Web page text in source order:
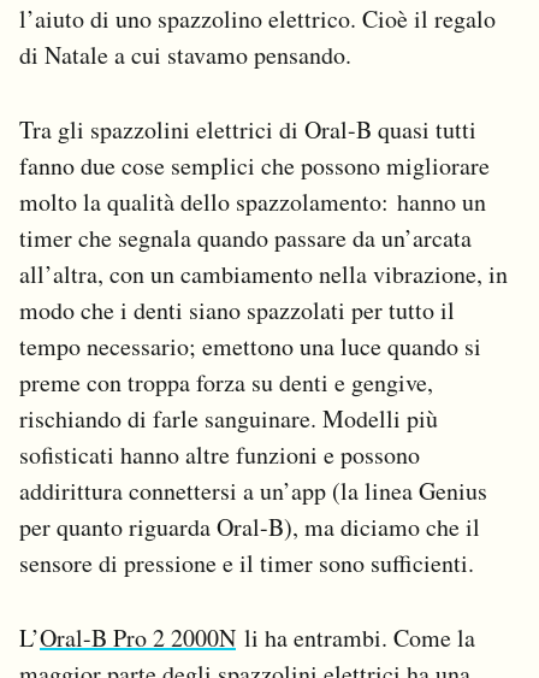
l’aiuto di uno spazzolino elettrico. Cioè il regalo
di Natale a cui stavamo pensando.
Tra gli spazzolini elettrici di Oral-B quasi tutti
fanno due cose semplici che possono migliorare
molto la qualità dello spazzolamento: hanno un
timer che segnala quando passare da un’arcata
all’altra, con un cambiamento nella vibrazione, in
modo che i denti siano spazzolati per tutto il
tempo necessario; emettono una luce quando si
preme con troppa forza su denti e gengive,
rischiando di farle sanguinare. Modelli più
sofisticati hanno altre funzioni e possono
addirittura connettersi a un’app (la linea Genius
per quanto riguarda Oral-B), ma diciamo che il
sensore di pressione e il timer sono sufficienti.
L’Oral-B Pro 2 2000N li ha entrambi. Come la